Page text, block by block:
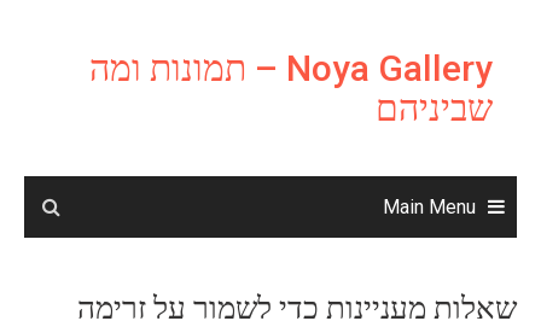
content
Noya Gallery – תמונות ומה
שביניהם
Main Menu
שאלות מעניינות כדי לשמור על זרימה